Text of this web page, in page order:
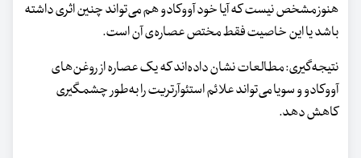
هنوز مشخص نیست که آیا خود آووکادو هم می‌تواند چنین اثری داشته
باشد یا این خاصیت فقط مختص عصاره‌ی آن است.
نتیجه‌گیری: مطالعات نشان داده‌اند که یک عصاره از روغن‌های
آووکادو و سویا می‌تواند علائم استئوآرتریت را به‌طور چشمگیری
کاهش دهد.